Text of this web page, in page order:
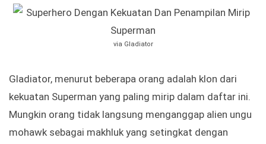
via Gladiator
Gladiator, menurut beberapa orang adalah klon dari
kekuatan Superman yang paling mirip dalam daftar ini.
Mungkin orang tidak langsung menganggap alien ungu
mohawk sebagai makhluk yang setingkat dengan